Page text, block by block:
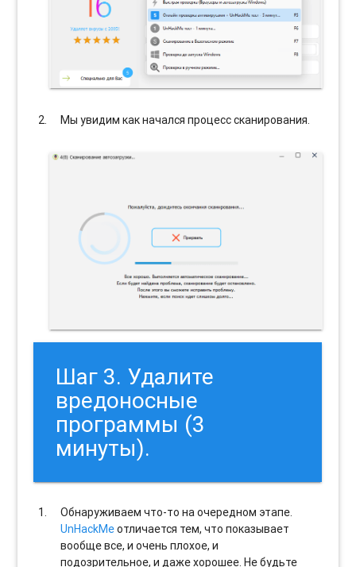
Мы увидим как начался процесс сканирования.
Шаг 3. Удалите
вредоносные
программы (3
минуты).
Обнаруживаем что-то на очередном этапе.
UnHackMeотличается тем, что показывает
вообще все, и очень плохое, и
подозрительное, и даже хорошее. Не будьте